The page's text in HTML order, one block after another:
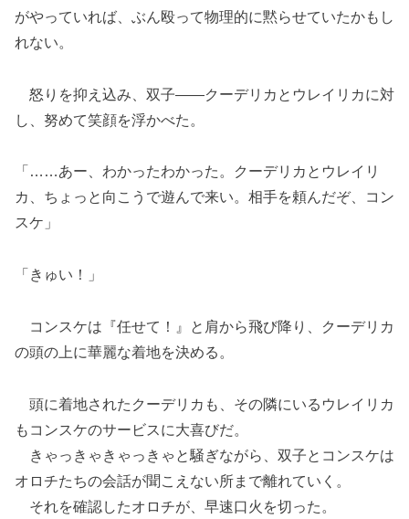
がやっていれば、ぶん殴って物理的に黙らせていたかもし
れない。
怒りを抑え込み、双子――クーデリカとウレイリカに対
し、努めて笑顔を浮かべた。
「……あー、わかったわかった。クーデリカとウレイリ
カ、ちょっと向こうで遊んで来い。相手を頼んだぞ、コン
スケ」
「きゅい！」
コンスケは『任せて！』と肩から飛び降り、クーデリカ
の頭の上に華麗な着地を決める。
頭に着地されたクーデリカも、その隣にいるウレイリカ
もコンスケのサービスに大喜びだ。
きゃっきゃきゃっきゃと騒ぎながら、双子とコンスケは
オロチたちの会話が聞こえない所まで離れていく。
それを確認したオロチが、早速口火を切った。